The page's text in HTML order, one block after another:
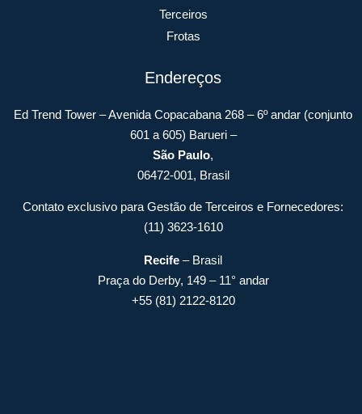
Terceiros
Frotas
Endereços
Ed Trend Tower – Avenida Copacabana 268 – 6º andar (conjunto
601 a 605) Barueri –
São Paulo,
06472-001, Brasil
Contato exclusivo para Gestão de Terceiros e Fornecedores:
(11) 3623-1610
Recife – Brasil
Praça do Derby, 149 – 11° andar
+55 (81) 2122-8120